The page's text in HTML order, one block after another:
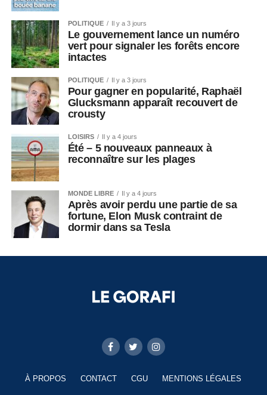
POLITIQUE Il y a 3 jours
Le gouvernement lance un numéro
vert pour signaler les forêts encore
intactes
POLITIQUE Il y a 3 jours
Pour gagner en popularité, Raphaël
Glucksmann apparaît recouvert de
crousty
LOISIRS Il y a 4 jours
Été – 5 nouveaux panneaux à
reconnaître sur les plages
MONDE LIBRE Il y a 4 jours
Après avoir perdu une partie de sa
fortune, Elon Musk contraint de
dormir dans sa Tesla
À PROPOS CONTACT CGU MENTIONS LÉGALES